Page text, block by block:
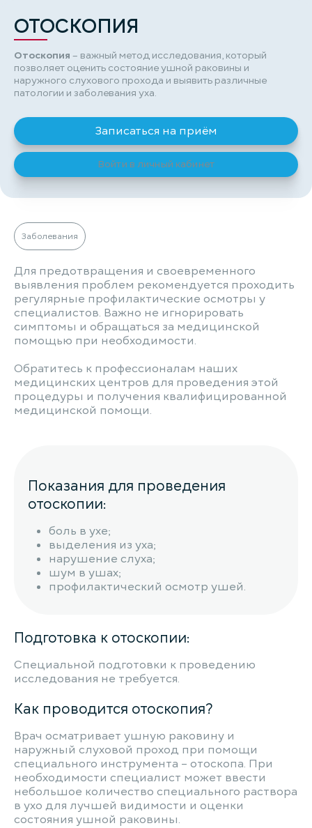
ОТОСКОПИЯ
Отоскопия – важный метод исследования, который
позволяет оценить состояние ушной раковины и
наружного слухового прохода и выявить различные
патологии и заболевания уха.
Записаться на приём
Войти в личный кабинет
Заболевания
Для предотвращения и своевременного
выявления проблем рекомендуется проходить
регулярные профилактические осмотры у
специалистов. Важно не игнорировать
симптомы и обращаться за медицинской
помощью при необходимости.
Обратитесь к профессионалам наших
медицинских центров для проведения этой
процедуры и получения квалифицированной
медицинской помощи.
Показания для проведения
отоскопии:
боль в ухе;
выделения из уха;
нарушение слуха;
шум в ушах;
профилактический осмотр ушей.
Подготовка к отоскопии:
Специальной подготовки к проведению
исследования не требуется.
Как проводится отоскопия?
Врач осматривает ушную раковину и
наружный слуховой проход при помощи
специального инструмента – отоскопа. При
необходимости специалист может ввести
небольшое количество специального раствора
в ухо для лучшей видимости и оценки
состояния ушной раковины.